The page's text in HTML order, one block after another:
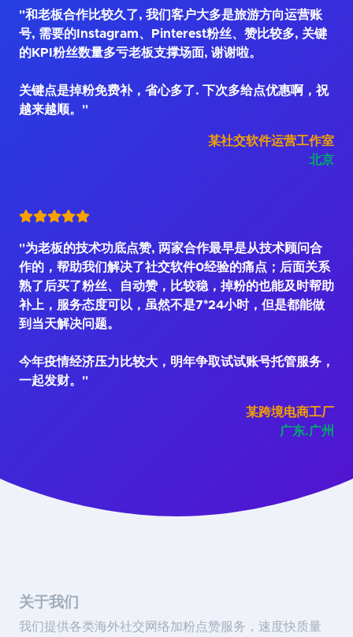
"和老板合作比较久了, 我们客户大多是旅游方向运营账
号, 需要的Instagram、Pinterest粉丝、赞比较多, 关键
的KPI粉丝数量多亏老板支撑场面, 谢谢啦。
关键点是掉粉免费补，省心多了. 下次多给点优惠啊，祝
越来越顺。"
某社交软件运营工作室
北京
"为老板的技术功底点赞, 两家合作最早是从技术顾问合
作的，帮助我们解决了社交软件0经验的痛点；后面关系
熟了后买了粉丝、自动赞，比较稳，掉粉的也能及时帮助
补上，服务态度可以，虽然不是7*24小时，但是都能做
到当天解决问题。
今年疫情经济压力比较大，明年争取试试账号托管服务，
一起发财。"
某跨境电商工厂
广东.广州
关于我们
我们提供各类海外社交网络加粉点赞服务，速度快质量